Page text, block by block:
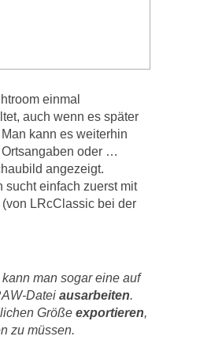
einmal
auch wenn es später
kann es weiterhin
oder …
angezeigt.
sucht einfach zuerst mit
LRcClassic bei der
man sogar eine auf
Datei ausarbeiten.
Größe exportieren,
zu müssen.